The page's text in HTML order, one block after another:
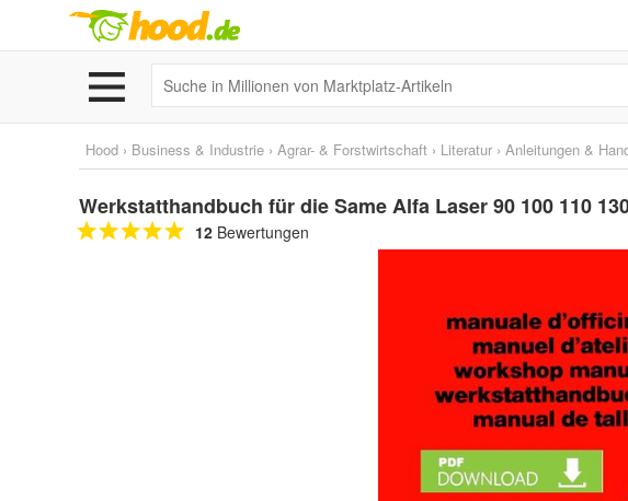
Hood › Business & Industrie › Agrar- & Forstwirtschaft › Literatur › Anleitungen &
Werkstatthandbuch für die Same Alfa Laser 90 100 110
12 Bewertungen